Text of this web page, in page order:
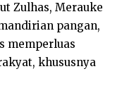
Zulhas, Merauke
pangan,
memperluas
khususnya